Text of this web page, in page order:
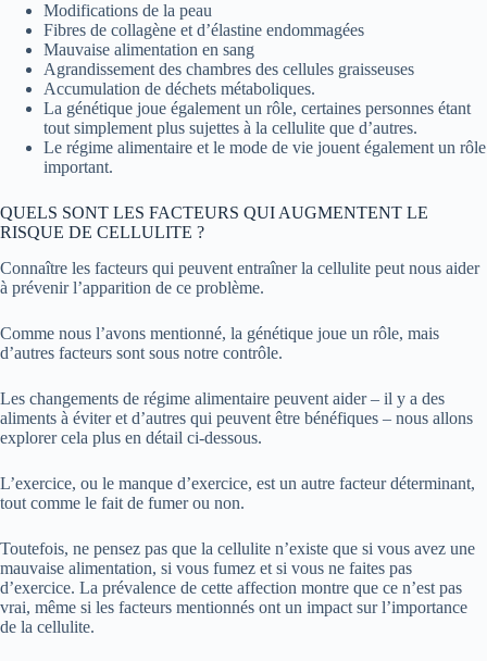
Modifications de la peau
Fibres de collagène et d’élastine endommagées
Mauvaise alimentation en sang
Agrandissement des chambres des cellules graisseuses
Accumulation de déchets métaboliques.
La génétique joue également un rôle, certaines personnes étant
tout simplement plus sujettes à la cellulite que d’autres.
Le régime alimentaire et le mode de vie jouent également un rôle
important.
QUELS SONT LES FACTEURS QUI AUGMENTENT LE
RISQUE DE CELLULITE ?
Connaître les facteurs qui peuvent entraîner la cellulite peut nous aider
à prévenir l’apparition de ce problème.
Comme nous l’avons mentionné, la génétique joue un rôle, mais
d’autres facteurs sont sous notre contrôle.
Les changements de régime alimentaire peuvent aider – il y a des
aliments à éviter et d’autres qui peuvent être bénéfiques – nous allons
explorer cela plus en détail ci-dessous.
L’exercice, ou le manque d’exercice, est un autre facteur déterminant,
tout comme le fait de fumer ou non.
Toutefois, ne pensez pas que la cellulite n’existe que si vous avez une
mauvaise alimentation, si vous fumez et si vous ne faites pas
d’exercice. La prévalence de cette affection montre que ce n’est pas
vrai, même si les facteurs mentionnés ont un impact sur l’importance
de la cellulite.